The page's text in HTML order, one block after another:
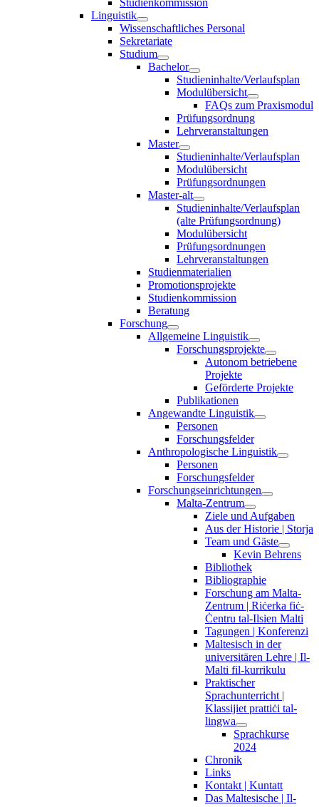
Linguistik
Wissenschaftliches Personal
Sekretariate
Studium
Bachelor
Studieninhalte/Verlaufsplan
Modulübersicht
FAQs zum Praxismodul
Prüfungsordnung
Lehrveranstaltungen
Master
Studieninhalte/Verlaufsplan
Modulübersicht
Prüfungsordnungen
Master-alt
Studieninhalte/Verlaufsplan
(alte Prüfungsordnung)
Modulübersicht
Prüfungsordnungen
Lehrveranstaltungen
Studienmaterialien
Promotionsprojekte
Studienkommission
Beratung
Forschung
Allgemeine Linguistik
Forschungsprojekte
Autonom betriebene
Projekte
Geförderte Projekte
Publikationen
Angewandte Linguistik
Personen
Forschungsfelder
Anthropologische Linguistik
Personen
Forschungsfelder
Forschungseinrichtungen
Malta-Zentrum
Ziele und Aufgaben
Aus der Historie | Storja
Team und Gäste
Kevin Behrens
Bibliothek
Bibliographie
Forschung am Malta-
Zentrum | Riċerka fiċ-
Ċentru tal-Ilsien Malti
Tagungen | Konferenzi
Maltesisch in der
universitären Lehre | Il-
Malti fil-kurrikulu
Praktischer
Sprachunterricht |
Klassijiet prattiċi tal-
lingwa
Sprachkurse
2024
Chronik
Links
Kontakt | Kuntatt
Das Maltesische | Il-